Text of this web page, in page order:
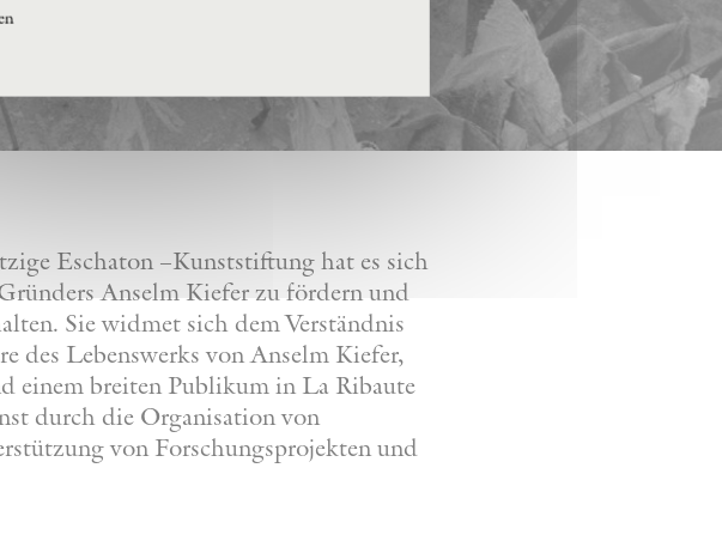
Eschaton –Kunststiftung hat es sich
Anselm Kiefer zu fördern und
Sie widmet sich dem Verständnis
des Lebenswerks von Anselm Kiefer,
einem breiten Publikum in La Ribaute
durch die Organisation von
von Forschungsprojekten und